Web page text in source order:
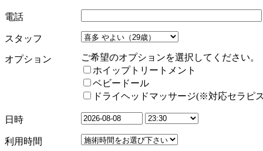
電話
スタッフ
オプション
ご希望のオプションを選択してください。
ホイップトリートメント
ベビードール
ドライヘッドマッサージ(※対応セラピ
日時
利用時間